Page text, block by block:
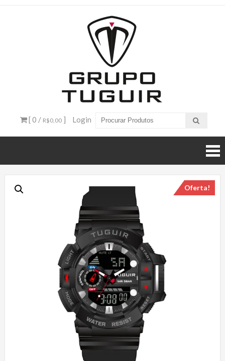
– Grupo
Tuguir
[ 0 / R$0,00 ] Login
Oferta!